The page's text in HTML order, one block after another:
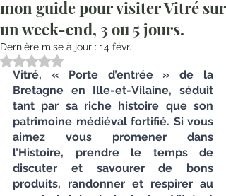
mon guide pour visiter Vitré sur
un week-end, 3 ou 5 jours.
Dernière mise à jour : 14 févr.
Noté NaN étoiles sur 5.
Vitré, « Porte d’entrée » de la
Bretagne en Ille-et-Vilaine, séduit
tant par sa riche histoire que son
patrimoine médiéval fortifié. Si vous
aimez vous promener dans
l’Histoire, prendre le temps de
discuter et savourer de bons
produits, randonner et respirer au